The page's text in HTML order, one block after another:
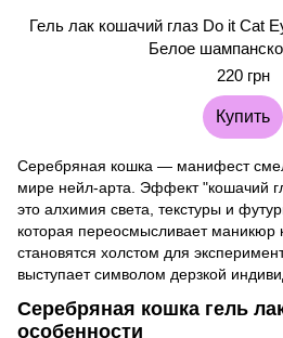
Гель лак кошачий глаз Do it Cat
Белое
220 грн
Купить
Серебряная кошка — манифест
мире нейл-арта. Эффект "кошачий
это алхимия света, текстуры и
которая переосмысливает маникюр
становятся холстом для
выступает символом дерзкой
Серебряная кошка гель
особенности